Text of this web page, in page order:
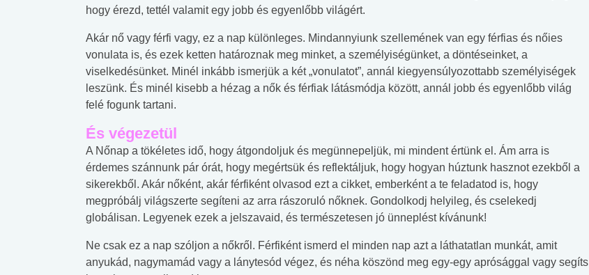
hogy érezd, tettél valamit egy jobb és egyenlőbb világért.
Akár nő vagy férfi vagy, ez a nap különleges. Mindannyiunk szellemének van egy férfias és nőies
vonulata is, és ezek ketten határoznak meg minket, a személyiségünket, a döntéseinket, a
viselkedésünket. Minél inkább ismerjük a két „vonulatot”, annál kiegyensúlyozottabb személyiségek
leszünk. És minél kisebb a hézag a nők és férfiak látásmódja között, annál jobb és egyenlőbb világ
felé fogunk tartani.
És végezetül
A Nőnap a tökéletes idő, hogy átgondoljuk és megünnepeljük, mi mindent értünk el. Ám arra is
érdemes szánnunk pár órát, hogy megértsük és reflektáljuk, hogy hogyan húztunk hasznot ezekből a
sikerekből. Akár nőként, akár férfiként olvasod ezt a cikket, emberként a te feladatod is, hogy
megpróbálj világszerte segíteni az arra rászoruló nőknek. Gondolkodj helyileg, és cselekedj
globálisan. Legyenek ezek a jelszavaid, és természetesen jó ünneplést kívánunk!
Ne csak ez a nap szóljon a nőkről. Férfiként ismerd el minden nap azt a láthatatlan munkát, amit
anyukád, nagymamád vagy a lánytesód végez, és néha köszönd meg egy-egy aprósággal vagy segíts